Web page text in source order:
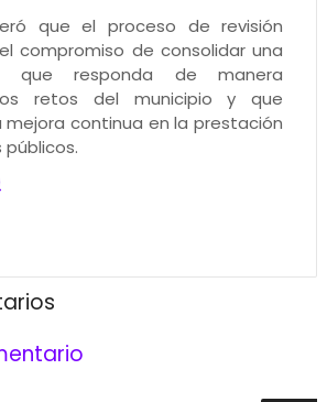
que el proceso de revisión
compromiso de consolidar una
que responda de manera
retos del municipio y que
continua en la prestación
públicos.